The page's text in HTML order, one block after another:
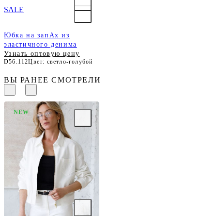
Юбка на запАх из
эластичного денима
Узнать оптовую цену
D56.112Цвет: светло-голубой
SALE
ВЫ РАНЕЕ СМОТРЕЛИ
NEW